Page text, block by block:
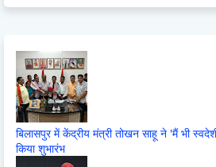
बिलासपुर में केंद्रीय मंत्री तोखन साहू ने 'मैं भी
किया शुभारंभ